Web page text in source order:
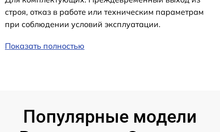
строя, отказ в работе или техническим параметрам
при соблюдении условий эксплуатации.
Показать полностью
Популярные модели